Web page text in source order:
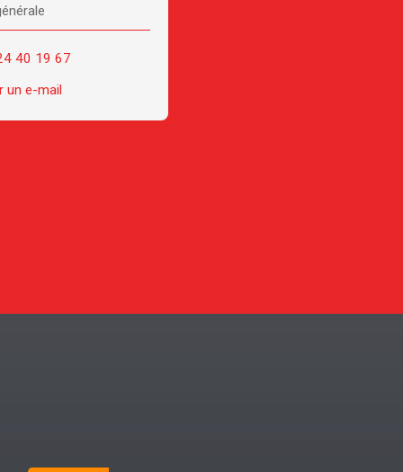
40 19 67
un e-mail